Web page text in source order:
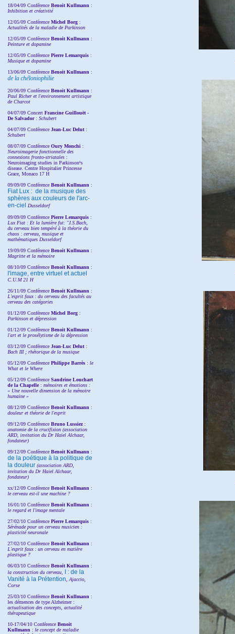
18/04/09 Conférence Benoit Kullmann :
Inhibition et créativité
12/05/09 Conférence Michel Borg :
Actualités de la maladie de Parkinson
12/05/09 Conférence Benoit Kullmann :
Peinture et dopamine
12/05/09 Conférence Pierre Lemarquis :
Musique et dopamine
13/06/09 Conférence Benoit Kullmann :
de la chéloniophilie
20/06/09 Conférence Benoit Kullmann :
Paul Richer et l'environnement artistique
de Charcot
04/07/09 Concert Francine Guillouët -
De Salvador : Schubert
04/07/09 Conférence Jean-Luc Delut :
Schubert
08/07/09 Conférence Oury Monchi :
Neuroimagerie fonctionnelle des
connexions fronto-striatales :
Neuroimaging studies in Parkinson¹s
disease. Centre Hospitalier Princesse
Grace, Monaco 17 H
09/09/09 Conférence Benoit Kullmann :
Fiat Lux : de la musique des
sphères aux couleurs de l'arc-
en-ciel
Dusseldorf
09/09/09 Conférence Pierre Lemarquis :
Lux Fiat : Et la lumière fut: "J.S.Bach,
du cerveau bien tempéré à la théorie du
chaos : cerveau, musique et
mathématiques Dusseldorf
19/09/09 Conférence Benoit Kullmann :
Magritte et la mémoire
08/10/09 Conférence Benoit Kullmann :
l'image, entre virtuel et actuel
C.U.M 21 H
26/11/09 Conférence Benoit Kullmann :
L'esprit faux : du cerveau des facultés au
cerveau des catégories
01/12/09 Conférence Michel Borg :
Parkinson et dépression
01/12/09 Conférence Benoit Kullmann :
l'art et le prosélytisme de la dépression
03/12/09 Conférence Jean-Luc Delut :
Bach III ; rhétorique de la musique
05/12/09 Conférence Philippe Barrès : le
What et le Where
05/12/09 Conférence SandrineLouchart
de la Chapelle: mémoires et émotions :
« Une nouvelle dimension de la mémoire
humaine »
08/12/09 Conférence Benoit Kullmann :
douleur et théorie de l'esprit
09/12/09 Conférence Bruno Lussiez :
anatomie de la crucifixion (association
ARD, invitation du Dr Haiel Alchaar,
fondateur)
09/12/09 Conférence Benoit Kullmann :
de la poétique à la politique de
la douleur (association ARD,
invitation du Dr Haiel Alchaar,
fondateur)
xx/12/09 Conférence Benoit Kullmann :
le cerveau est-il une machine ?
16/01/10 Conférence Benoit Kullmann :
le regard et l'image mentale
27/02/10 Conférence Pierre Lemarquis :
Sérénade pour un cerveau musicien :
plasticité neuronale
27/02/10 Conférence Benoit Kullmann :
L'esprit faux : un cerveau en matière
plastique ?
06/03/10 Conférence Benoit Kullmann :
la construction du cerveau,
I : de la
Vanité à la Prétention , Ajaccio,
Corse
25/03/10 Conférence Benoit Kullmann :
les démences de type Alzheimer :
actualisation des concepts, actualité
thérapeutique
10-17/04/10 Conférence Benoit
Kullmann : le concept de maladie